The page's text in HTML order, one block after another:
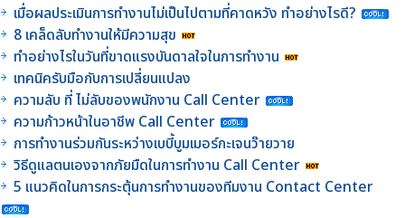
เมื่อผลประเมินการทำงานไม่เป็นไปตามที่คาดหวัง ทำอย่างไรดี?
8 เคล็ดลับทำงานให้มีความสุข
ทำอย่างไรในวันที่ขาดแรงบันดาลใจในการทำงาน
เทคนิครับมือกับการเปลี่ยนแปลง
ความลับ ที่ ไม่ลับของพนักงาน Call Center
ความก้าวหน้าในอาชีพ Call Center
การทำงานร่วมกันระหว่างเบบี้บูมเมอร์กะเจนว๊ายวาย
วิธีดูแลตนเองจากภัยมืดในการทำงาน Call Center
5 แนวคิดในการกระตุ้นการทำงานของทีมงาน Contact Center